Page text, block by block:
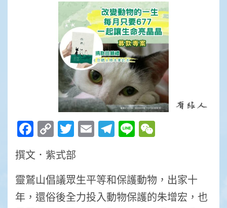
Facebook
Copy
Link
Twitter
EmailTelegram
Line
撰文．紫式部
靈鷲山倡議眾生平等和保護動物，出家十
年，還俗後全力投入動物保護的朱增宏，也